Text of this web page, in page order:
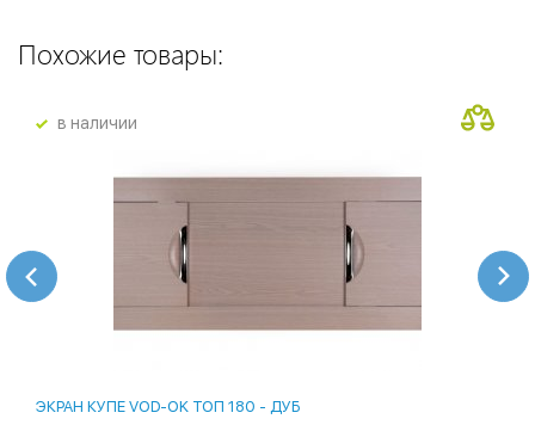
Похожие товары:
в наличии
ЭКРАН КУПЕ VOD-OK ТОП 180 - ДУБ